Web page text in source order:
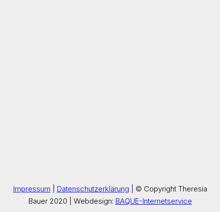
Impressum Datenschutzerklärung | © Copyright Theresia
Bauer 2020 | Webdesign: BAQUE-Internetservice